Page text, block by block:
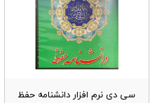
سی دی نرم افزار دانشنامه حفظ